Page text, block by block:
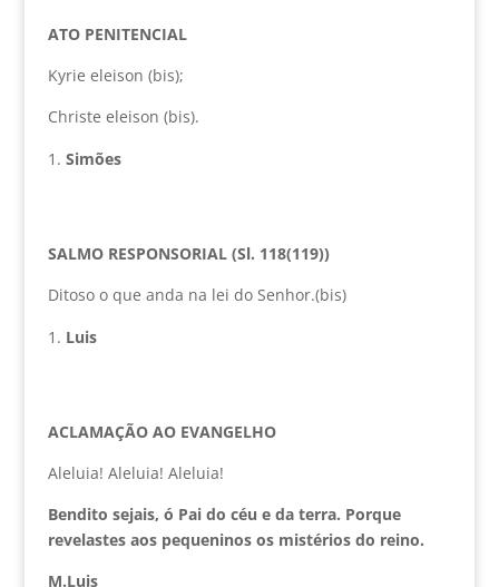
ATO PENITENCIAL
Kyrie eleison (bis);
Christe eleison (bis).
Simões
SALMO RESPONSORIAL (Sl. 118(119))
Ditoso o que anda na lei do Senhor.(bis)
Luis
ACLAMAÇÃO AO EVANGELHO
Aleluia! Aleluia! Aleluia!
Bendito sejais, ó Pai do céu e da terra. Porque
revelastes aos pequeninos os mistérios do reino.
M.Luis